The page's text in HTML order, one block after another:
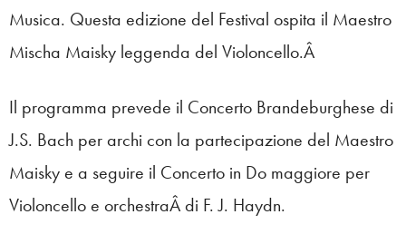
Musica. Questa edizione del Festival ospita il Maestro
Mischa Maisky leggenda del Violoncello.Â
Il programma prevede il Concerto Brandeburghese di
J.S. Bach per archi con la partecipazione del Maestro
Maisky e a seguire il Concerto in Do maggiore per
Violoncello e orchestraÂ di F. J. Haydn.